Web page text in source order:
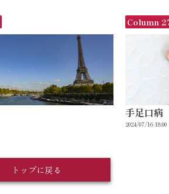
Column
手足口病
2024/07/16 18:00
トップに戻る